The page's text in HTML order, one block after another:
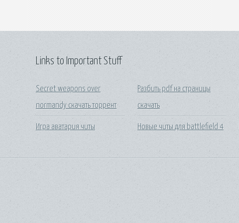
Links to Important Stuff
Secret weapons over
normandy скачать торрент
Игра аватария читы
Разбить pdf на страницы
скачать
Новые читы для battlefield 4